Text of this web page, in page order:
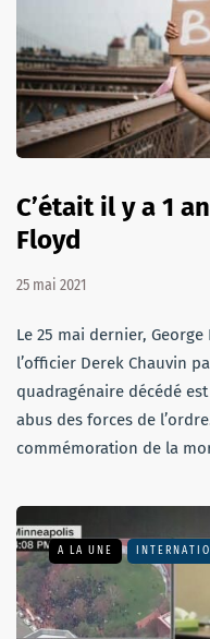
C’était il y a 1
Floyd
25 mai 2021
Le 25 mai dernier,
l’officier Derek Chauvin
quadragénaire décédé
abus des forces de
commémoration de la
A LA UNE